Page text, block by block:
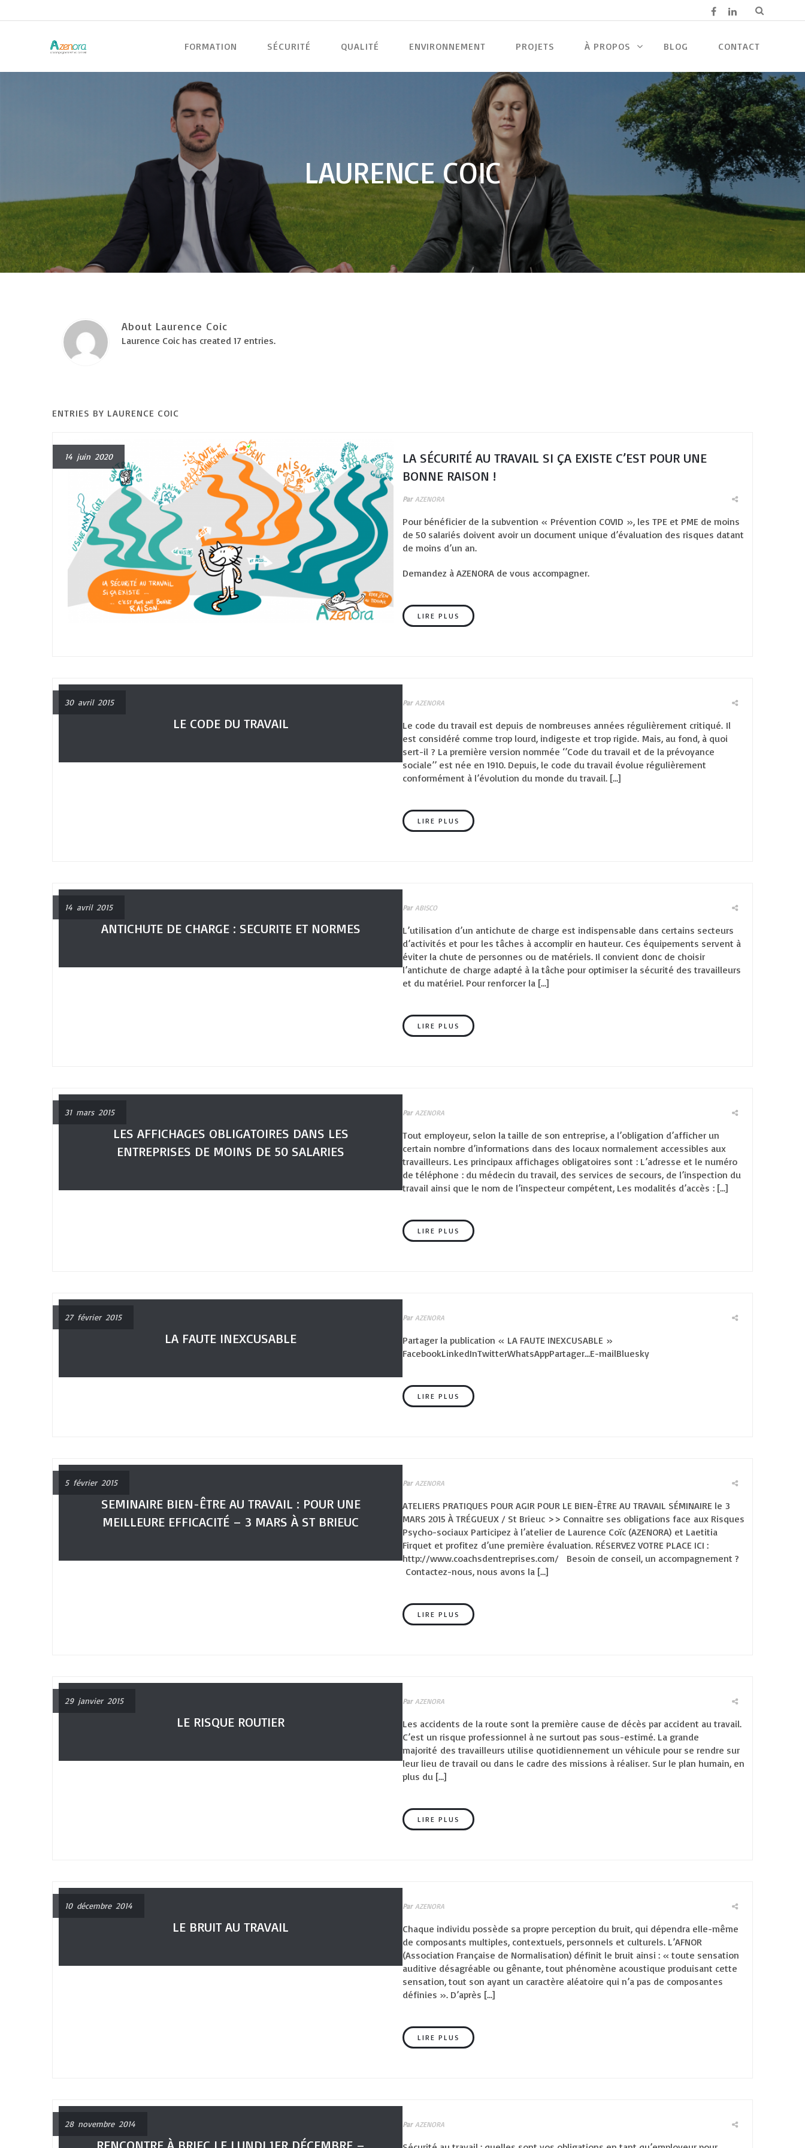
FORMATION SÉCURITÉ QUALITÉ ENVIRONNEMENT PROJETS À PROPOS BLOG CONTACT
LAURENCE COIC
About Laurence Coic
Laurence Coic has created 17 entries.
ENTRIES BY LAURENCE COIC
14 juin 2020
LA SÉCURITÉ AU TRAVAIL SI ÇA EXISTE C’EST POUR UNE
BONNE RAISON !
Par AZENORA
Pour bénéficier de la subvention « Prévention COVID », les TPE et PME de moins
de 50 salariés doivent avoir un document unique d’évaluation des risques datant
de moins d’un an.
Demandez à AZENORA de vous accompagner.
LIRE PLUS
30 avril 2015
LE CODE DU TRAVAIL
Par AZENORA
Le code du travail est depuis de nombreuses années régulièrement critiqué. Il
est considéré comme trop lourd, indigeste et trop rigide. Mais, au fond, à quoi
sert-il ? La première version nommée ‘’Code du travail et de la prévoyance
sociale’’ est née en 1910. Depuis, le code du travail évolue régulièrement
conformément à l’évolution du monde du travail. […]
LIRE PLUS
14 avril 2015
ANTICHUTE DE CHARGE : SECURITE ET NORMES
Par ABISCO
L’utilisation d’un antichute de charge est indispensable dans certains secteurs
d’activités et pour les tâches à accomplir en hauteur. Ces équipements servent à
éviter la chute de personnes ou de matériels. Il convient donc de choisir
l’antichute de charge adapté à la tâche pour optimiser la sécurité des travailleurs
et du matériel. Pour renforcer la […]
LIRE PLUS
31 mars 2015
LES AFFICHAGES OBLIGATOIRES DANS LES
ENTREPRISES DE MOINS DE 50 SALARIES
Par AZENORA
Tout employeur, selon la taille de son entreprise, a l’obligation d’afficher un
certain nombre d’informations dans des locaux normalement accessibles aux
travailleurs. Les principaux affichages obligatoires sont : L’adresse et le numéro
de téléphone : du médecin du travail, des services de secours, de l’inspection du
travail ainsi que le nom de l’inspecteur compétent, Les modalités d’accès : […]
LIRE PLUS
27 février 2015
LA FAUTE INEXCUSABLE
Par AZENORA
Partager la publication « LA FAUTE INEXCUSABLE »
FacebookLinkedInTwitterWhatsAppPartager…E-mailBluesky
LIRE PLUS
5 février 2015
SEMINAIRE BIEN-ÊTRE AU TRAVAIL : POUR UNE
MEILLEURE EFFICACITÉ – 3 MARS À ST BRIEUC
Par AZENORA
ATELIERS PRATIQUES POUR AGIR POUR LE BIEN-ÊTRE AU TRAVAIL SÉMINAIRE le 3
MARS 2015 À TRÉGUEUX / St Brieuc >> Connaitre ses obligations face aux Risques
Psycho-sociaux Participez à l’atelier de Laurence Coïc (AZENORA) et Laetitia
Firquet et profitez d’une première évaluation. RÉSERVEZ VOTRE PLACE ICI :
http://www.coachsdentreprises.com/ Besoin de conseil, un accompagnement ?
Contactez-nous, nous avons la […]
LIRE PLUS
29 janvier 2015
LE RISQUE ROUTIER
Par AZENORA
Les accidents de la route sont la première cause de décès par accident au travail.
C’est un risque professionnel à ne surtout pas sous-estimé. La grande
majorité des travailleurs utilise quotidiennement un véhicule pour se rendre sur
leur lieu de travail ou dans le cadre des missions à réaliser. Sur le plan humain, en
plus du […]
LIRE PLUS
10 décembre 2014
LE BRUIT AU TRAVAIL
Par AZENORA
Chaque individu possède sa propre perception du bruit, qui dépendra elle-même
de composants multiples, contextuels, personnels et culturels. L’AFNOR
(Association Française de Normalisation) définit le bruit ainsi : « toute sensation
auditive désagréable ou gênante, tout phénomène acoustique produisant cette
sensation, tout son ayant un caractère aléatoire qui n’a pas de composantes
définies ». D’après […]
LIRE PLUS
28 novembre 2014
RENCONTRE À BRIEC LE LUNDI 1ER DÉCEMBRE –
Par AZENORA